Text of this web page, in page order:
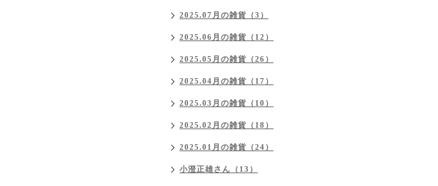
2025.07月の雑貨（3）
2025.06月の雑貨（12）
2025.05月の雑貨（26）
2025.04月の雑貨（17）
2025.03月の雑貨（10）
2025.02月の雑貨（18）
2025.01月の雑貨（24）
小澄正雄さん（13）